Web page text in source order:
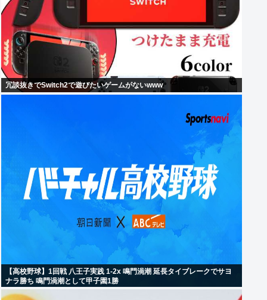
冗談抜きでSwitch2で遊びたいゲームがないwww
【高校野球】1回戦 八王子実践 1-2x 鳴門渦潮 延長タイブレークでサヨ
ナラ勝ち 鳴門渦潮として甲子園1勝